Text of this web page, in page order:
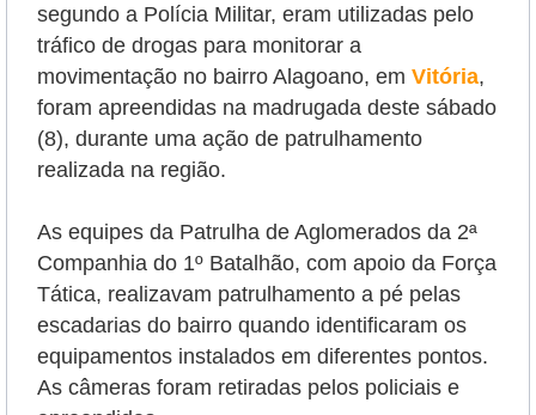
segundo a Polícia Militar, eram utilizadas pelo
tráfico de drogas para monitorar a
movimentação no bairro Alagoano, em Vitória,
foram apreendidas na madrugada deste sábado
(8), durante uma ação de patrulhamento
realizada na região.
As equipes da Patrulha de Aglomerados da 2ª
Companhia do 1º Batalhão, com apoio da Força
Tática, realizavam patrulhamento a pé pelas
escadarias do bairro quando identificaram os
equipamentos instalados em diferentes pontos.
As câmeras foram retiradas pelos policiais e